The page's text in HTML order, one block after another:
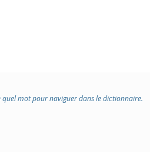
quel mot pour naviguer dans le dictionnaire.